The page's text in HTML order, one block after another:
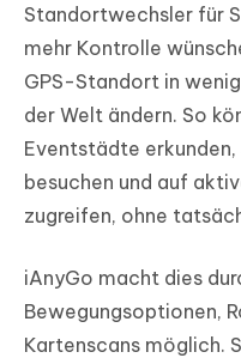
Standortwechsler für
mehr Kontrolle
GPS-Standort in
der Welt ändern. So
Eventstädte
besuchen und auf
zugreifen, ohne
iAnyGo macht dies
Bewegungsoptionen,
Kartenscans möglich.